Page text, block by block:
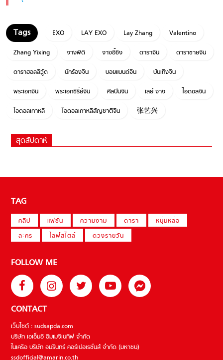
EXO LAY EXO Lay Zhang
Valentino
Zhang Yixing
จางพีดี จางอี้ซิง ดาราจีน
ดาราชายจีน
ดาราฮอลลีวู้ด
นักร้องจีน บอยแบนด์จีน
บันเทิงจีน
พระเอกจีน
พระเอกซีรี่ย์จีน ศิลปินจีน เลย์ จาง
ไอดอลจีน
ไอดอลเกาหลี
ไอดอลเกาหลีสัญชาติจีน 张艺兴
สุดสัปดาห์
TAG
คลิป แฟชั่น ความงาม ดารา
หนุ่มหล่อ
ละคร
ไลฟ์สไตล์ ดวงรายวัน
FOLLOW ME
CONTACT
เว็บไซต์ : sudsapda.com
บริษัท เอเอ็มอี อิมเมจิเนทีฟ จำกัด
ในเครือ บริษัท อมรินทร์ คอร์เปอเรชั่นส์ จำกัด (มหาชน)